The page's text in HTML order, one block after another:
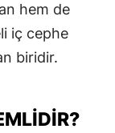
hem de
iç cephe
biridir.